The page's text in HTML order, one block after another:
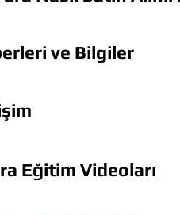
ve Bilgiler
Eğitim Videoları